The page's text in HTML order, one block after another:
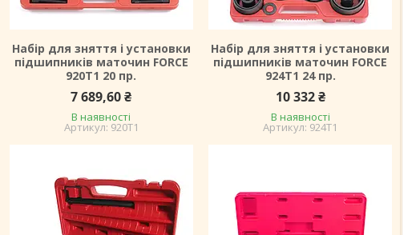
Набір для зняття і установки
підшипників маточин FORCE
920T1 20 пр.
7 689,60 ₴
В наявності
920T1
Набір для зняття і установки
підшипників маточин FORCE
924T1 24 пр.
10 332 ₴
В наявності
924T1